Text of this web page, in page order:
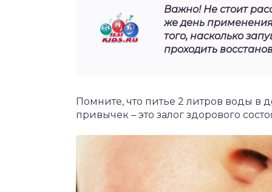
Важно! Не стоит
же день применения
того, насколько
проходить
Помните, что питье 2 литров воды в
привычек – это залог здорового